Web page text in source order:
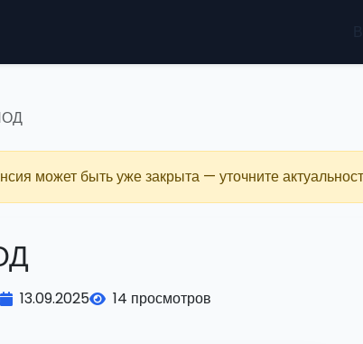
может быть уже закрыта — уточните
13.09.2025 14 просмотров